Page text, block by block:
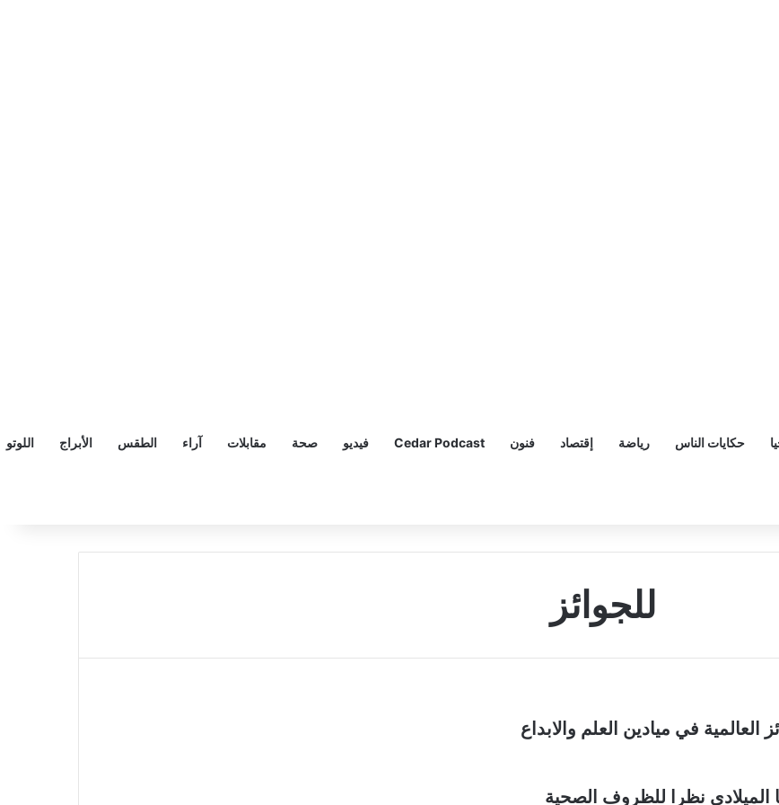
حكايات الناس رياضة إقتصاد فنون Cedar Podcast فيديو صحة مقابلات آراء الطقس الأبراج اللوتو
للجوائز
العالمية في ميادين العلم والابداع
الميلادي نظرا للظروف الصحية